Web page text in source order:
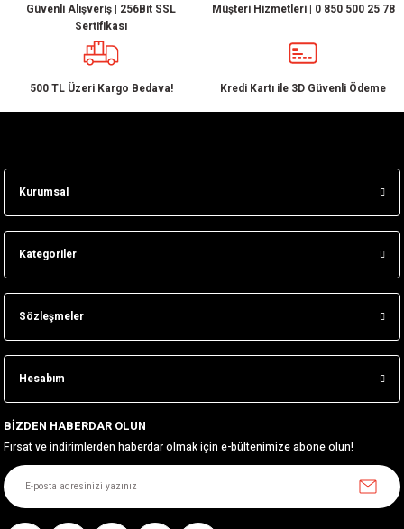
Güvenli Alışveriş | 256Bit SSL
Sertifikası
Müşteri Hizmetleri | 0 850 500 25 78
500 TL Üzeri Kargo Bedava! Kredi Kartı ile 3D Güvenli Ödeme
Kurumsal
Kategoriler
Sözleşmeler
Hesabım
BİZDEN HABERDAR OLUN
Fırsat ve indirimlerden haberdar olmak için e-bültenimize abone olun!